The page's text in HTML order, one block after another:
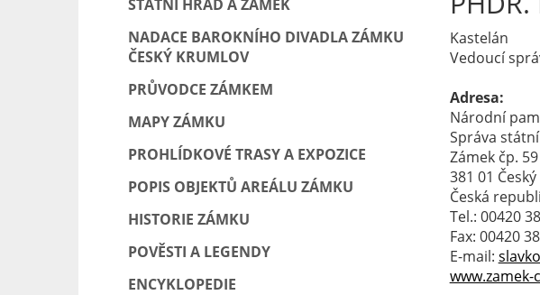
STÁTNÍ HRAD A ZÁMEK
NADACE BAROKNÍHO DIVADLA ZÁMKU
ČESKÝ KRUMLOV
PRŮVODCE ZÁMKEM
MAPY ZÁMKU
PROHLÍDKOVÉ TRASY A EXPOZICE
POPIS OBJEKTŮ AREÁLU ZÁMKU
HISTORIE ZÁMKU
POVĚSTI A LEGENDY
ENCYKLOPEDIE
Kastelán
Vedoucí
Adresa:
Národní
Správa
Zámek čp. 59
381 01
Česká
Tel.: 00420
Fax: 00420
E-mail:
www.zamek-